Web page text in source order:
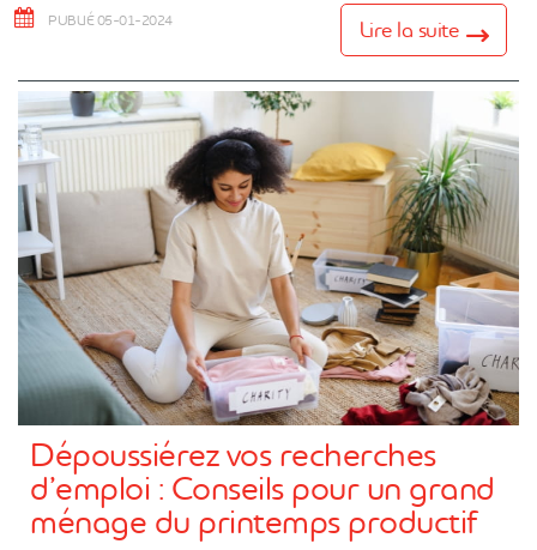
PUBLIÉ 05-01-2024 Lire la suite
Dépoussiérez vos recherches
d’emploi : Conseils pour un grand
ménage du printemps productif